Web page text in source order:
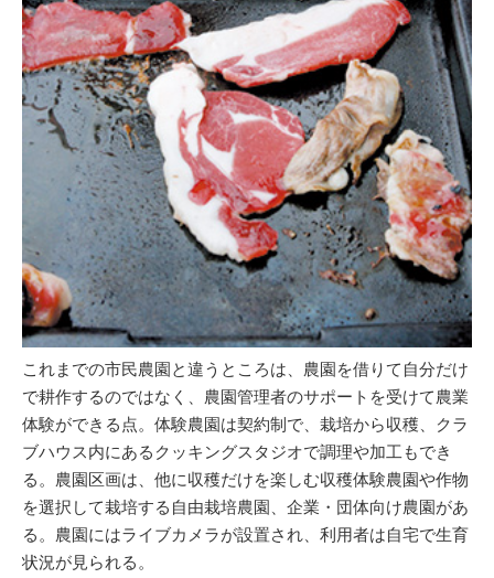
これまでの市民農園と違うところは、農園を借りて自分だけ
で耕作するのではなく、農園管理者のサポートを受けて農業
体験ができる点。体験農園は契約制で、栽培から収穫、クラ
ブハウス内にあるクッキングスタジオで調理や加工もでき
る。農園区画は、他に収穫だけを楽しむ収穫体験農園や作物
を選択して栽培する自由栽培農園、企業・団体向け農園があ
る。農園にはライブカメラが設置され、利用者は自宅で生育
状況が見られる。